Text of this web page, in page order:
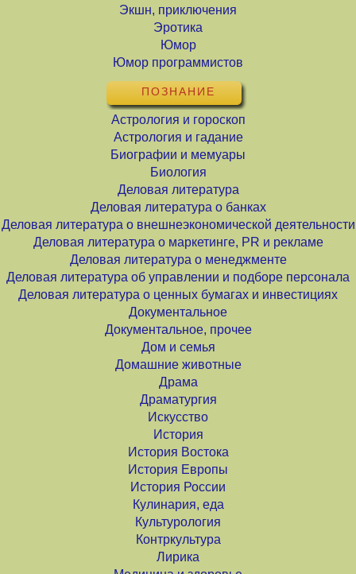
Экшн, приключения
Эротика
Юмор
Юмор программистов
ПОЗНАНИЕ
Астрология и гороскоп
Астрология и гадание
Биографии и мемуары
Биология
Деловая литература
Деловая литература о банках
Деловая литература о внешнеэкономической деятельности
Деловая литература о маркетинге, PR и рекламе
Деловая литература о менеджменте
Деловая литература об управлении и подборе персонала
Деловая литература о ценных бумагах и инвестициях
Документальное
Документальное, прочее
Дом и семья
Домашние животные
Драма
Драматургия
Искусство
История
История Востока
История Европы
История России
Кулинария, еда
Культурология
Контркультура
Лирика